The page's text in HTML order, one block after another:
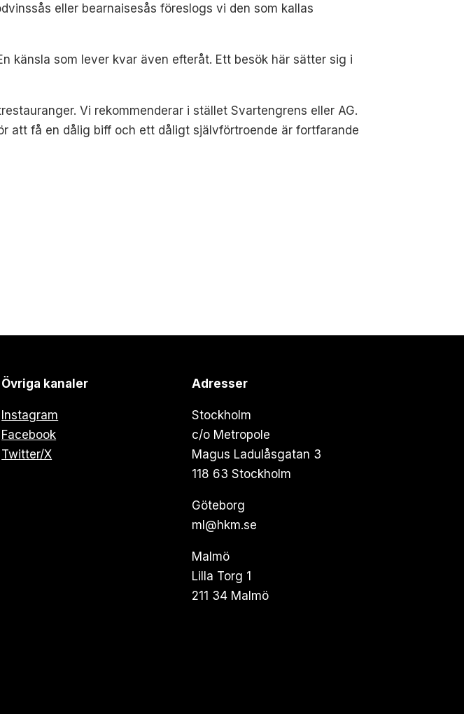
eller bearnaisesås föreslogs vi den som kallas
känsla som lever kvar även efteråt. Ett besök här sätter sig i
Vi rekommenderar i stället Svartengrens eller AG.
att få en dålig biff och ett dåligt självförtroende är fortfarande
Övriga kanaler
Instagram
Facebook
Twitter/X
Adresser
Stockholm
c/o Metropole
Magus Ladulåsgatan 3
118 63 Stockholm
Göteborg
ml@hkm.se
Malmö
Lilla Torg 1
211 34 Malmö